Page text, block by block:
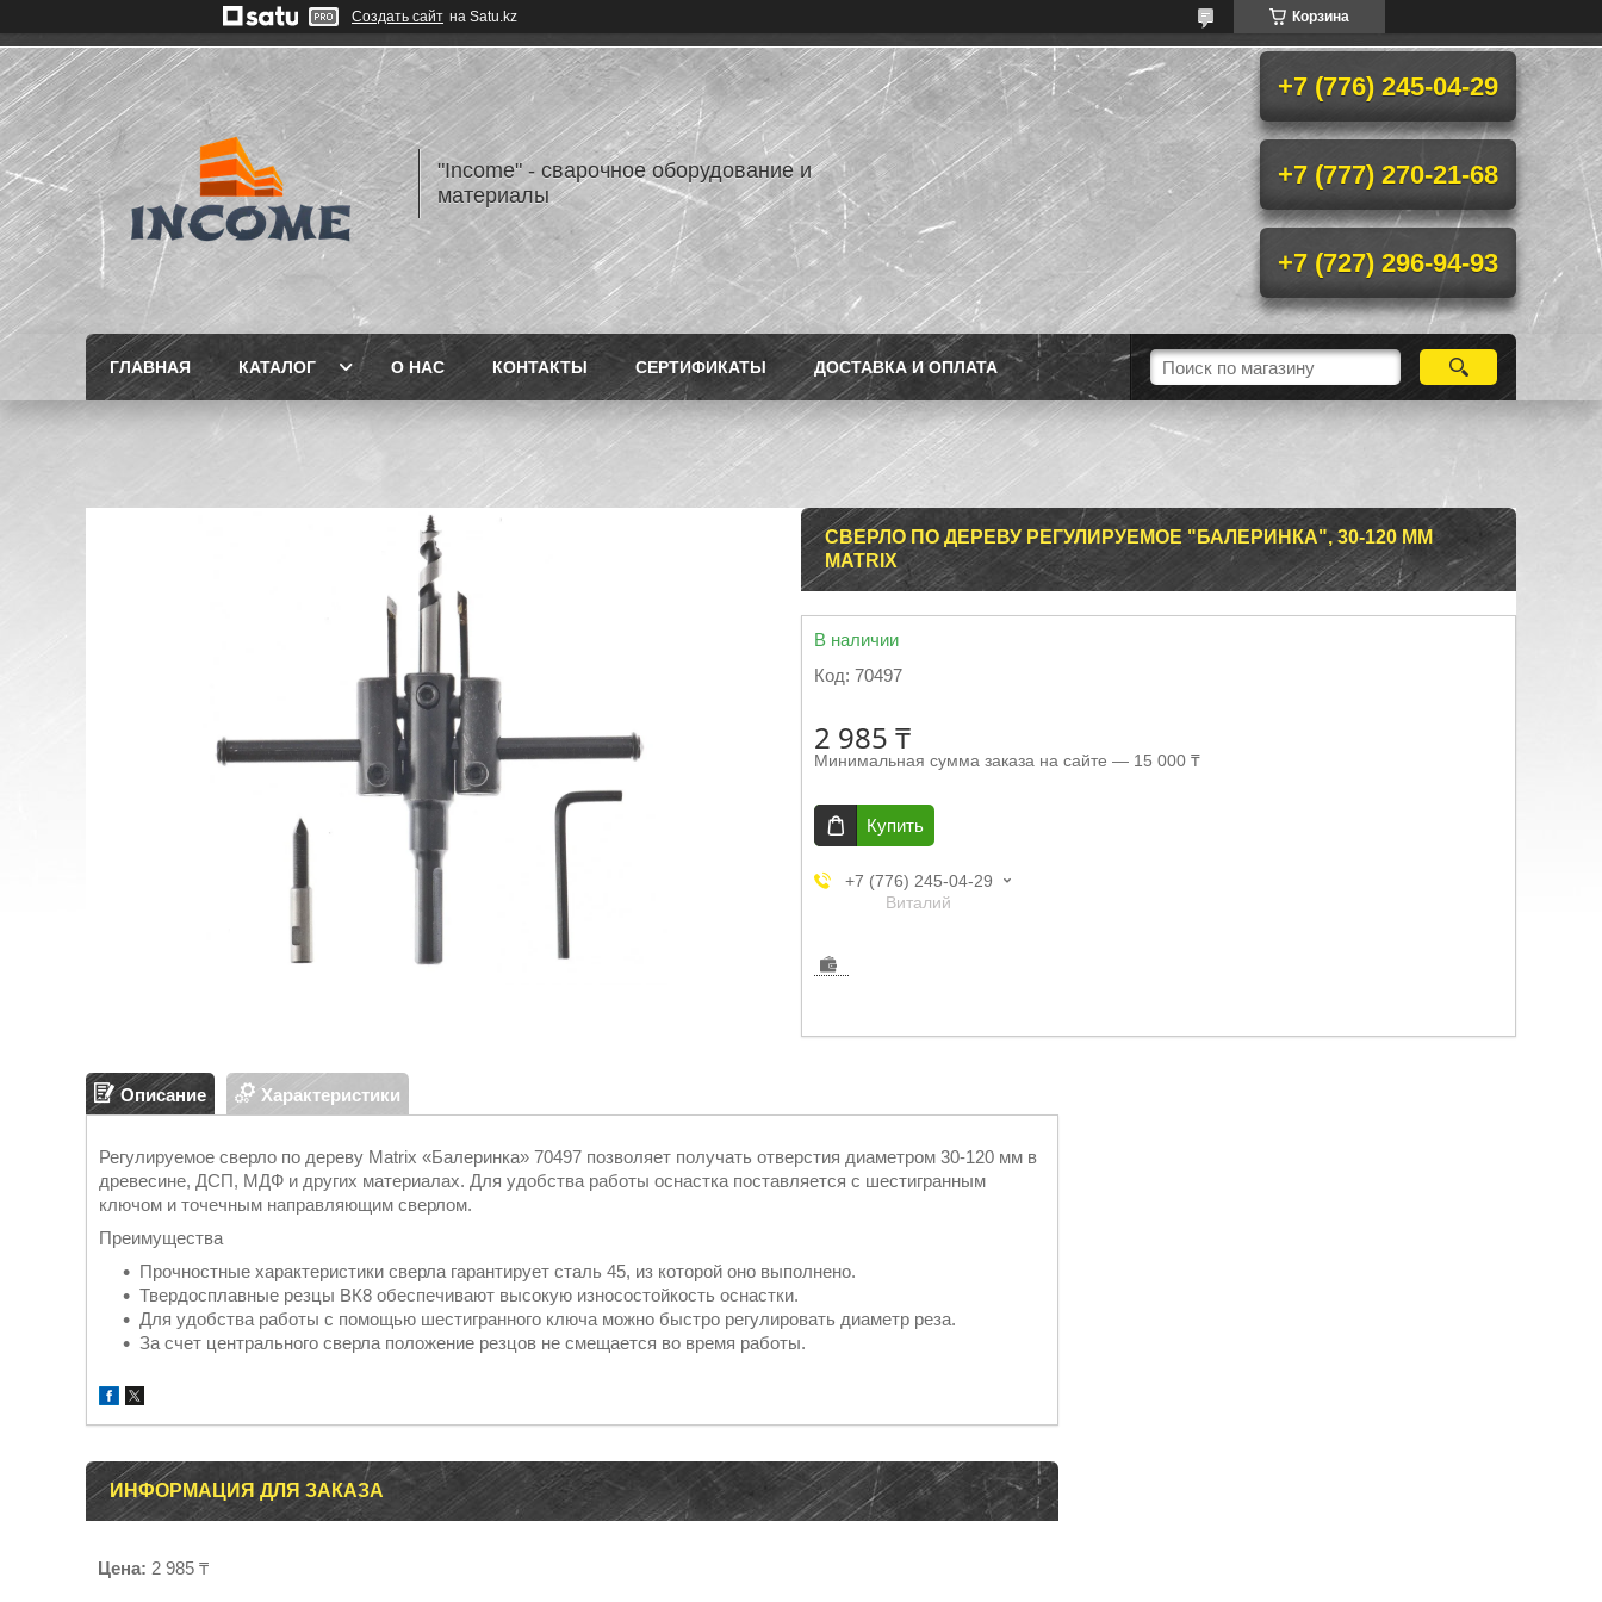
Создать сайт на Satu.kz Корзина
"Income" - сварочное оборудование и
материалы
+7 (776) 245-04-29
+7 (777) 270-21-68
+7 (727) 296-94-93
ГЛАВНАЯ КАТАЛОГ О НАС КОНТАКТЫ СЕРТИФИКАТЫ ДОСТАВКА И ОПЛАТА
СВЕРЛО ПО ДЕРЕВУ РЕГУЛИРУЕМОЕ "БАЛЕРИНКА", 30-120 ММ
MATRIX
В наличии
Код: 70497
2 985 ₸
Минимальная сумма заказа на сайте — 15 000 ₸
Купить
+7 (776) 245-04-29
Виталий
Описание Характеристики
Регулируемое сверло по дереву Matrix «Балеринка» 70497 позволяет получать отверстия диаметром 30-120 мм в
древесине, ДСП, МДФ и других материалах. Для удобства работы оснастка поставляется с шестигранным
ключом и точечным направляющим сверлом.
Преимущества
Прочностные характеристики сверла гарантирует сталь 45, из которой оно выполнено.
Твердосплавные резцы ВК8 обеспечивают высокую износостойкость оснастки.
Для удобства работы с помощью шестигранного ключа можно быстро регулировать диаметр реза.
За счет центрального сверла положение резцов не смещается во время работы.
ИНФОРМАЦИЯ ДЛЯ ЗАКАЗА
Цена: 2 985 ₸